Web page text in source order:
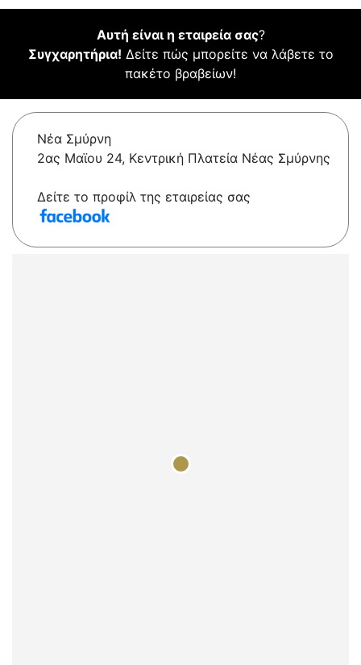
Αυτή είναι η εταιρεία σας?
Συγχαρητήρια! Δείτε πώς μπορείτε να λάβετε το
πακέτο βραβείων!
Νέα Σμύρνη
2ας Μαϊου 24, Κεντρική Πλατεία Νέας Σμύρνης
Δείτε το προφίλ της εταιρείας σας